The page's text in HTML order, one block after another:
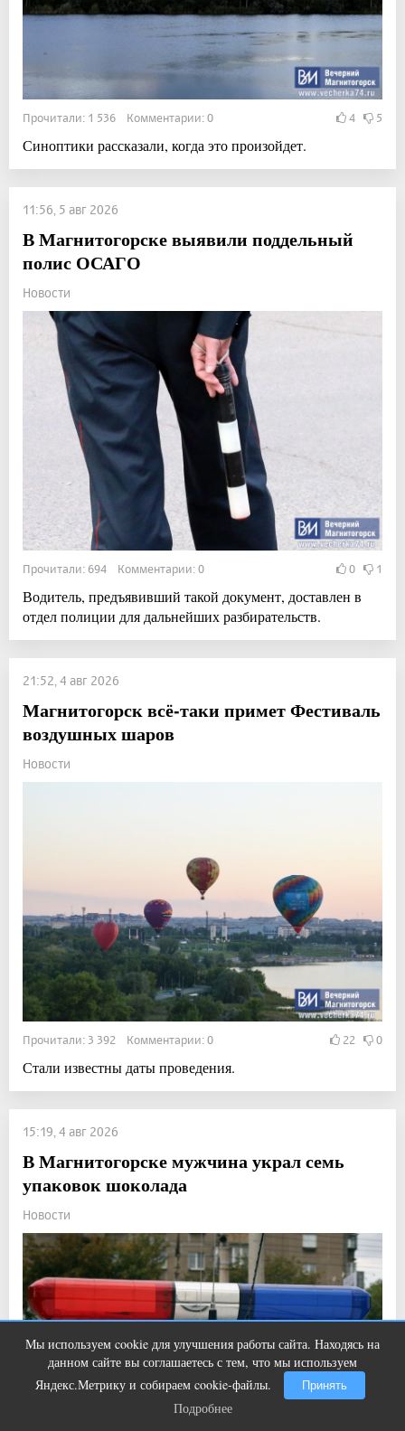
Прочитали: 1 536 Комментарии: 0 4 5
Синоптики рассказали, когда это произойдет.
11:56, 5 авг 2026
В Магнитогорске выявили поддельный
полис ОСАГО
Новости
Прочитали: 694 Комментарии: 0 0 1
Водитель, предъявивший такой документ, доставлен в
отдел полиции для дальнейших разбирательств.
21:52, 4 авг 2026
Магнитогорск всё-таки примет Фестиваль
воздушных шаров
Новости
Прочитали: 3 392 Комментарии: 0 22 0
Стали известны даты проведения.
15:19, 4 авг 2026
В Магнитогорске мужчина украл семь
упаковок шоколада
Новости
Мы используем cookie для улучшения работы сайта. Находясь на
данном сайте вы соглашаетесь с тем, что мы используем
Яндекс.Метрику и собираем cookie-файлы.
Принять
Подробнее
Королева вагона отожгла! Видео не
оставит равнодушным
Подробнее